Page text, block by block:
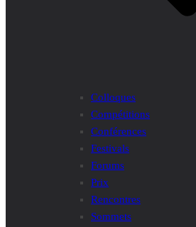
Colloques
Compétitions
Conférences
Festivals
Forums
Prix
Rencontres
Sommets